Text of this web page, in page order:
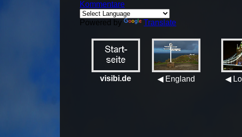
Kommentare
Powered by Translate
visibi.de ◀ England ◀